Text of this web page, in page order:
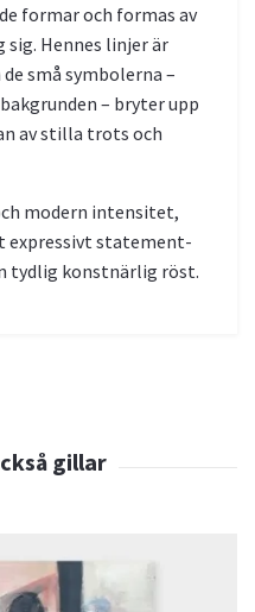
formar och formas av
Hennes linjer är
små symbolerna –
– bryter upp
av stilla trots och
modern intensitet,
expressivt statement-
tydlig konstnärlig röst.